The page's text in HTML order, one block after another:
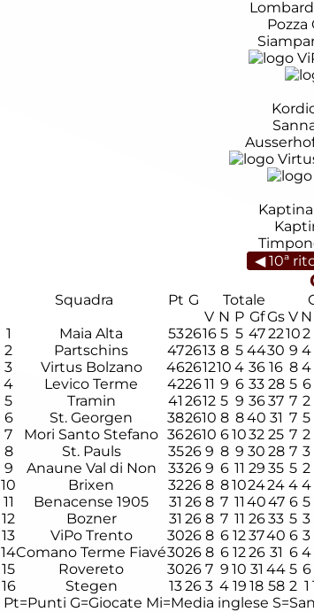
Pozza
◀ 10ª
Squadra Pt G Totale
V N P GfGs V N
1
Maia Alta 532616 5 5 4722102
2
Partschins 472613 8 5 4430 9 4
3
Virtus Bolzano 46261210 4 36 16 8 4
4
Levico Terme 422611 9 6 33 28 5 6
5
Tramin 41 2612 5 9 3637 7 2
6
St. Georgen 382610 8 840 31 7 5
7
Mori Santo Stefano 362610 61032 25 7 2
8
St. Pauls 3526 9 8 9 30 28 7 3
9
Anaune Val di Non 3326 9 6 11 29 35 5 2
10
Brixen 3226 8 8102424 4 4
11
Benacense 1905 31 26 8 7 11 4047 6 5
12
Bozner 31 26 8 7 11 2633 5 3
13
ViPo Trento 3026 8 6 123740 6 3
14Comano Terme Fiavé3026 8 6 1226 31 6 4
15
Rovereto 3026 7 9 10 31 44 5 6
16
Stegen 1326 3 4 19 18 58 2 1
Pt=Punti G=Giocate Mi=Media inglese